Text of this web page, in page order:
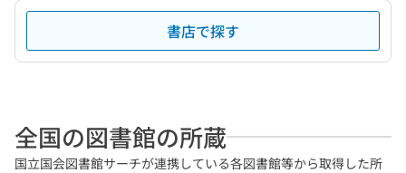
書店で探す
全国の図書館の所蔵
国立国会図書館サーチが連携している各図書館等から取得した所